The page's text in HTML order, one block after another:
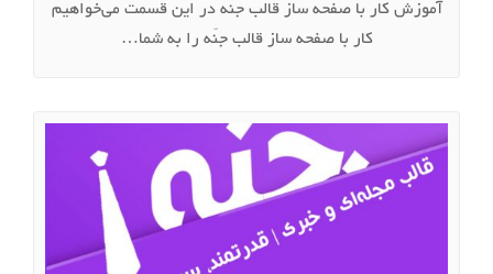
آموزش کار با صفحه ساز قالب جنّه در این قسمت می‌خواهیم
کار با صفحه ساز قالب جنّه را به شما…